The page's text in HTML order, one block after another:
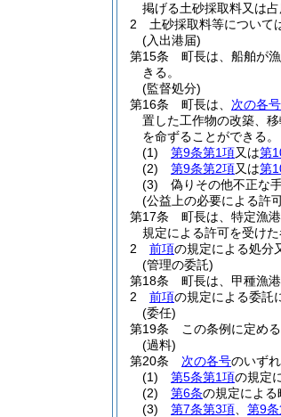
掲げる土砂採取料又は
2
土砂採取料等について
(入出港届)
第15条
町長は、船舶が
きる。
(監督処分)
第16条
町長は、 次の各号
置した工作物の改築、
を命ずることができる。
(1)
第9条第1項又は第
(2)
第9条第2項又は第
(3)
偽りその他不正な
(公益上の必要による許
第17条
町長は、特定漁
規定による許可を受けた
2
前項の規定による処分
(管理の委託)
第18条
町長は、甲種漁
2
前項の規定による委託
(委任)
第19条
この条例に定め
(過料)
第20条
次の各号のいず
(1)
第5条第1項の規定
(2)
第6条の規定によ
(3)
第7条第3項 第9